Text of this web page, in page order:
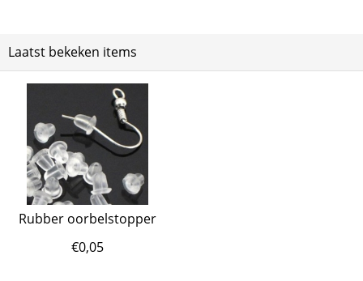
Laatst bekeken items
Rubber oorbelstopper
€0,05